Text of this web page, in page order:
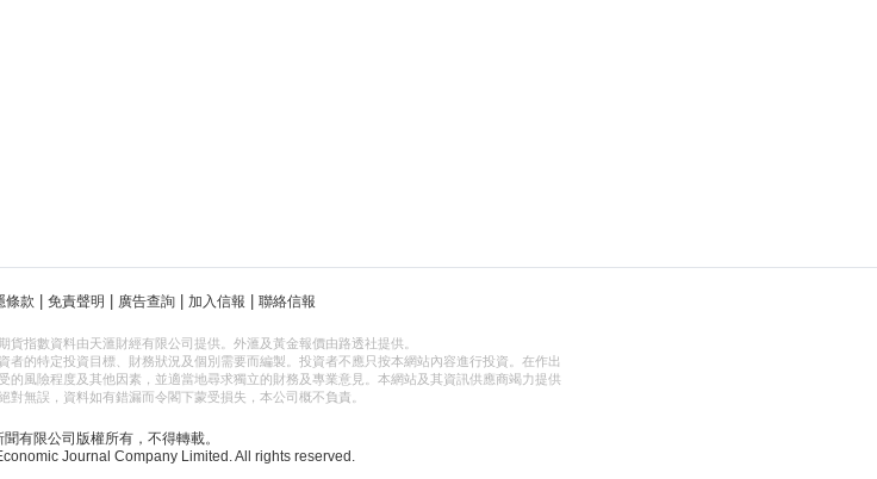
條款 免責聲明 廣告查詢 加入信報 聯絡信報
貨指數資料由天滙財經有限公司提供。外滙及黃金報價由路透社提供。
的特定投資目標、財務狀況及個別需要而編製。投資者不應只按本網站內容進行投資。在作出
風險程度及其他因素，並適當地尋求獨立的財務及專業意見。本網站及其資訊供應商竭力提供
對無誤，資料如有錯漏而令閣下蒙受損失，本公司概不負責。
有限公司版權所有，不得轉載。
Journal Company Limited. All rights reserved.